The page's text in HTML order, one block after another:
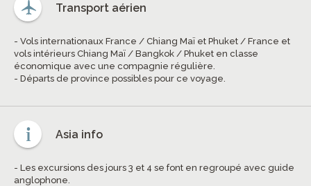
Transport aérien
- Vols internationaux France / Chiang Maï et Phuket / France et
vols intérieurs Chiang Maï / Bangkok / Phuket en classe
économique avec une compagnie régulière.
- Départs de province possibles pour ce voyage.
Asia info
- Les excursions des jours 3 et 4 se font en regroupé avec guide
anglophone.